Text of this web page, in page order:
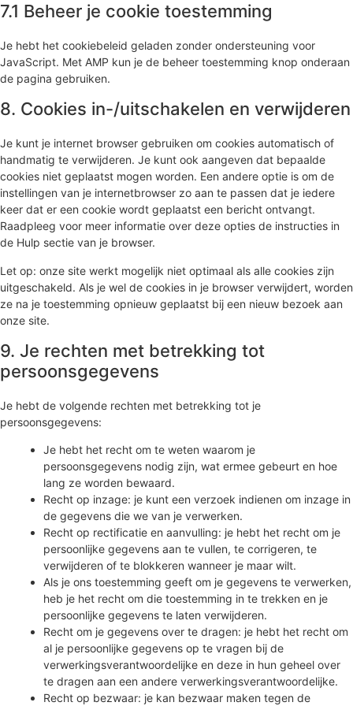
7.1 Beheer je cookie toestemming
Je hebt het cookiebeleid geladen zonder ondersteuning voor
JavaScript. Met AMP kun je de beheer toestemming knop onderaan
de pagina gebruiken.
8. Cookies in-/uitschakelen en verwijderen
Je kunt je internet browser gebruiken om cookies automatisch of
handmatig te verwijderen. Je kunt ook aangeven dat bepaalde
cookies niet geplaatst mogen worden. Een andere optie is om de
instellingen van je internetbrowser zo aan te passen dat je iedere
keer dat er een cookie wordt geplaatst een bericht ontvangt.
Raadpleeg voor meer informatie over deze opties de instructies in
de Hulp sectie van je browser.
Let op: onze site werkt mogelijk niet optimaal als alle cookies zijn
uitgeschakeld. Als je wel de cookies in je browser verwijdert, worden
ze na je toestemming opnieuw geplaatst bij een nieuw bezoek aan
onze site.
9. Je rechten met betrekking tot
persoonsgegevens
Je hebt de volgende rechten met betrekking tot je
persoonsgegevens:
Je hebt het recht om te weten waarom je
persoonsgegevens nodig zijn, wat ermee gebeurt en hoe
lang ze worden bewaard.
Recht op inzage: je kunt een verzoek indienen om inzage in
de gegevens die we van je verwerken.
Recht op rectificatie en aanvulling: je hebt het recht om je
persoonlijke gegevens aan te vullen, te corrigeren, te
verwijderen of te blokkeren wanneer je maar wilt.
Als je ons toestemming geeft om je gegevens te verwerken,
heb je het recht om die toestemming in te trekken en je
persoonlijke gegevens te laten verwijderen.
Recht om je gegevens over te dragen: je hebt het recht om
al je persoonlijke gegevens op te vragen bij de
verwerkingsverantwoordelijke en deze in hun geheel over
te dragen aan een andere verwerkingsverantwoordelijke.
Recht op bezwaar: je kan bezwaar maken tegen de